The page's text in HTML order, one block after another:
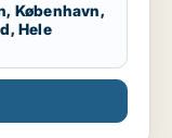
København,
Hele